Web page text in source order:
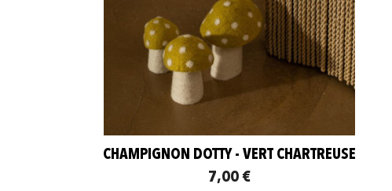
CHAMPIGNON DOTTY - VERT CHARTREUSE
7,00 €